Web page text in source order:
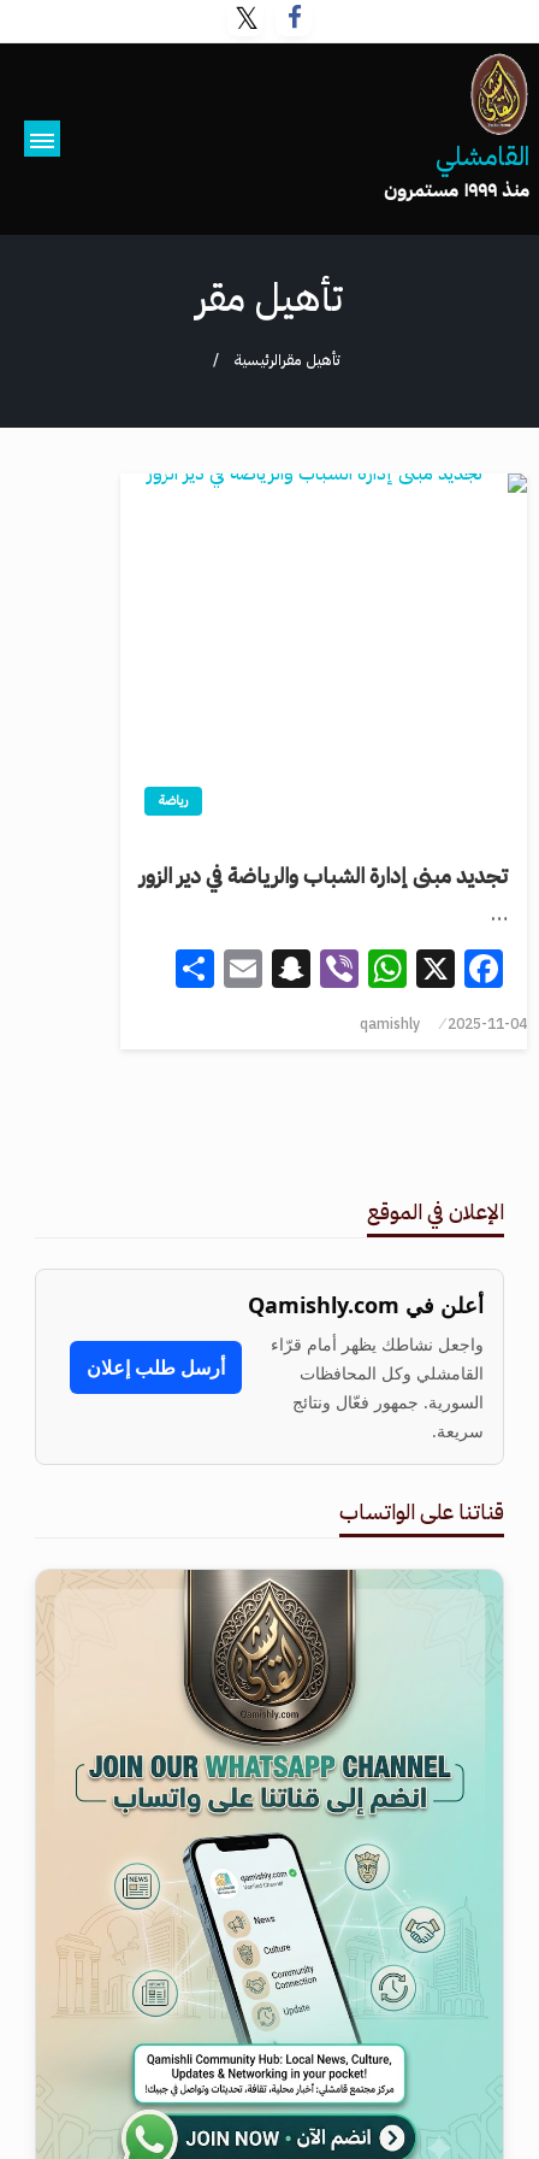
القامشلي
منذ ١٩٩٩ مستمرون
تأهيل مقر
الرئيسيةتأهيل مقر
رياضة
تجديد مبنى إدارة الشباب والرياضة في دير الزور
…
Facebook
X
WhatsApp
Viber
Snapchat
Email
2025-11-04
qamishly
الإعلان في الموقع
أعلن في Qamishly.com
واجعل نشاطك يظهر أمام قرّاء
القامشلي وكل المحافظات
السورية. جمهور فعّال ونتائج
سريعة.
أرسل طلب إعلان
قناتنا على الواتساب